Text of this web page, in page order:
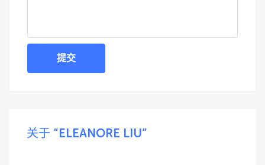
提交
关于 “ELEANORE LIU”